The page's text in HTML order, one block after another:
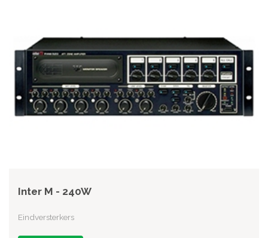
Inter M - 240W
Eindversterkers